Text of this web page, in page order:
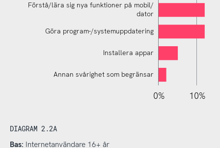
Förstå/lära sig nya funktioner på mobil/
dator
Göra program-/systemuppdatering
Installera appar
Annan svårighet som begränsar
-20% 10%
0%
-10%
110%
DIAGRAM 2.2A
Bas: Internetanvändare 16+ år